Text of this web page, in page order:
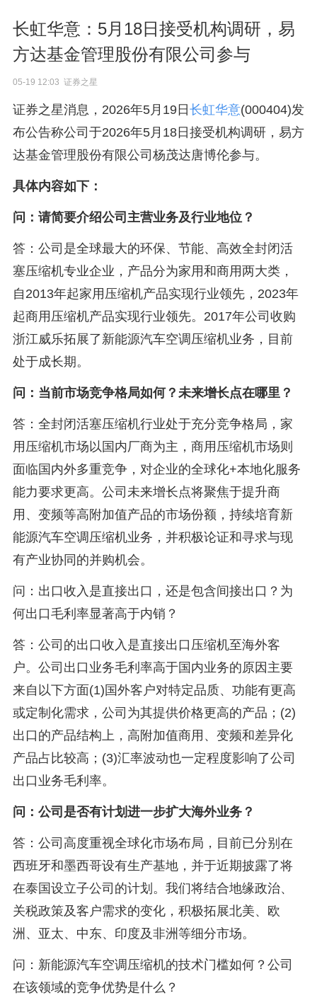
长虹华意：5月18日接受机构调研，易
方达基金管理股份有限公司参与
05-19 12:03 证券之星
证券之星消息，2026年5月19日 长虹华意(000404)发
布公告称公司于2026年5月18日接受机构调研，易方
达基金管理股份有限公司杨茂达唐博伦参与。
具体内容如下：
问：请简要介绍公司主营业务及行业地位？
答：公司是全球最大的环保、节能、高效全封闭活
塞压缩机专业企业，产品分为家用和商用两大类，
自2013年起家用压缩机产品实现行业领先，2023年
起商用压缩机产品实现行业领先。2017年公司收购
浙江威乐拓展了新能源汽车空调压缩机业务，目前
处于成长期。
问：当前市场竞争格局如何？未来增长点在哪里？
答：全封闭活塞压缩机行业处于充分竞争格局，家
用压缩机市场以国内厂商为主，商用压缩机市场则
面临国内外多重竞争，对企业的全球化+本地化服务
能力要求更高。公司未来增长点将聚焦于提升商
用、变频等高附加值产品的市场份额，持续培育新
能源汽车空调压缩机业务，并积极论证和寻求与现
有产业协同的并购机会。
问：出口收入是直接出口，还是包含间接出口？为
何出口毛利率显著高于内销？
答：公司的出口收入是直接出口压缩机至海外客
户。公司出口业务毛利率高于国内业务的原因主要
来自以下方面(1)国外客户对特定品质、功能有更高
或定制化需求，公司为其提供价格更高的产品；(2)
出口的产品结构上，高附加值商用、变频和差异化
产品占比较高；(3)汇率波动也一定程度影响了公司
出口业务毛利率。
问：公司是否有计划进一步扩大海外业务？
答：公司高度重视全球化市场布局，目前已分别在
西班牙和墨西哥设有生产基地，并于近期披露了将
在泰国设立子公司的计划。我们将结合地缘政治、
关税政策及客户需求的变化，积极拓展北美、欧
洲、亚太、中东、印度及非洲等细分市场。
问：新能源汽车空调压缩机的技术门槛如何？公司
在该领域的竞争优势是什么？